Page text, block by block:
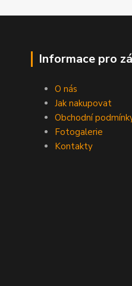
Informace pro
O nás
Jak nakupovat
Obchodní
Fotogalerie
Kontakty